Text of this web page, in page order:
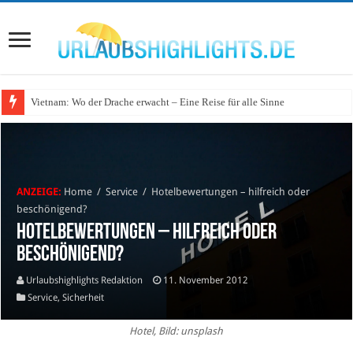
Vietnam: Wo der Drache erwacht – Eine Reise für alle Sinne
Wo lohnt sich Urlaub auf dem Wasser in Deutschland?
ANZEIGE: Home / Service / Hotelbewertungen – hilfreich oder
beschönigend?
Hotelbewertungen – hilfreich oder
beschönigend?
Urlaubshighlights Redaktion
11. November 2012
Service,Sicherheit
Hotel, Bild: unsplash